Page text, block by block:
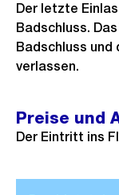
Der letzte
Badschluss.
Badschluss und
verlassen.
Preise und
Der Eintritt ins